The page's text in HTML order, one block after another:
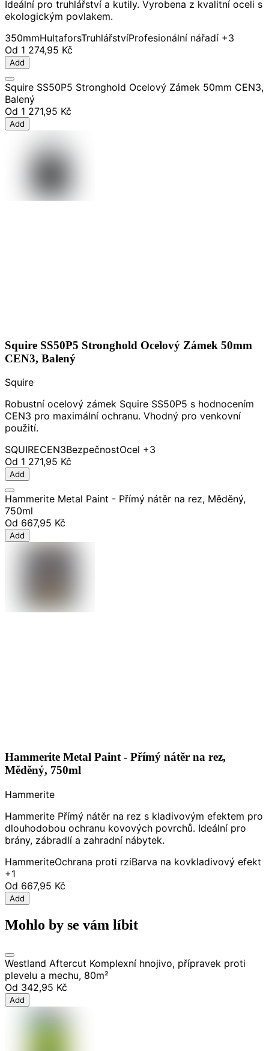
Ideální pro truhlářství a kutily. Vyrobena z kvalitní oceli s
ekologickým povlakem.
350mmHultaforsTruhlářstvíProfesionální nářadí +3
Od 1 274,95 Kč
Add
Squire SS50P5 Stronghold Ocelový Zámek 50mm CEN3,
Balený
Od 1 271,95 Kč
Add
Squire SS50P5 Stronghold Ocelový Zámek 50mm
CEN3, Balený
Squire
Robustní ocelový zámek Squire SS50P5 s hodnocením
CEN3 pro maximální ochranu. Vhodný pro venkovní
použití.
SQUIRECEN3BezpečnostOcel +3
Od 1 271,95 Kč
Add
Hammerite Metal Paint - Přímý nátěr na rez, Měděný,
750ml
Od 667,95 Kč
Add
Hammerite Metal Paint - Přímý nátěr na rez,
Měděný, 750ml
Hammerite
Hammerite Přímý nátěr na rez s kladivovým efektem pro
dlouhodobou ochranu kovových povrchů. Ideální pro
brány, zábradlí a zahradní nábytek.
HammeriteOchrana proti rziBarva na kovkladivový efekt
+1
Od 667,95 Kč
Add
Mohlo by se vám líbit
Westland Aftercut Komplexní hnojivo, přípravek proti
plevelu a mechu, 80m²
Od 342,95 Kč
Add